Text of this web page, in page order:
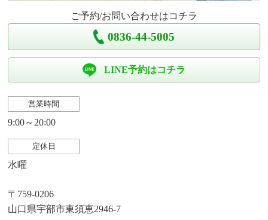
ご予約/お問い合わせはコチラ
0836-44-5005
LINE予約はコチラ
営業時間
9:00～20:00
定休日
水曜
〒759-0206
山口県宇部市東須恵2946-7